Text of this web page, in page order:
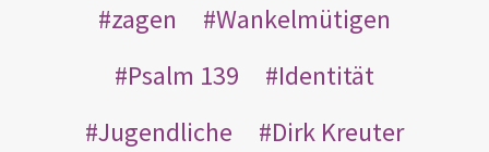
zagen
Wankelmütigen
Psalm 139
Identität
Jugendliche
Dirk Kreuter